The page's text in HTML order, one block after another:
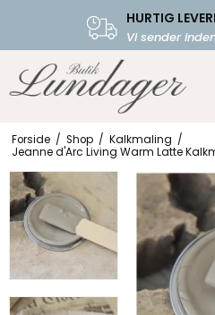
HURTIG
Vi sender
FRI
Starter fra
Forside / Shop / Kalkmaling /
Jeanne d'Arc Living Warm Latte